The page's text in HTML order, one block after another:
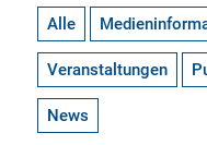
Alle
Veranstaltungen
News